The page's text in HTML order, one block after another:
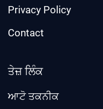
Privacy Policy
Contact
ਤੇਜ਼ ਲਿੰਕ
ਆਟੋ ਤਕਨੀਕ